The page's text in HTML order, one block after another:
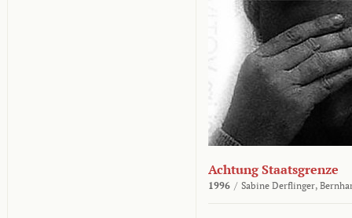
Achtung Staatsgrenze
1996 / Sabine Derflinger,